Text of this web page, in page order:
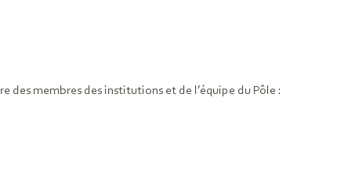
des membres des institutions et de l’équipe du Pôle :